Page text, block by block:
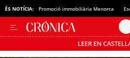
ÉS NOTÍCIA: Promoció immobiliària Menorca
LEER EN
Passa’t al mode estalvi